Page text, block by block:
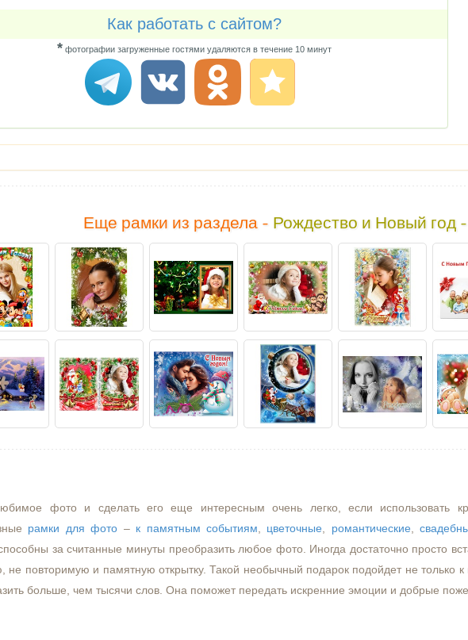
Как работать с сайтом?
* фотографии загруженные гостями удаляются в течение 10 минут
Еще рамки из раздела - Рождество и Новый год
фото и сделать его еще интересным очень легко, если использовать
рамки для фото – к памятным событиям цветочные романтические ,
за считанные минуты преобразить любое фото. Иногда достаточно просто
не повторимую и памятную открытку. Такой необычный подарок подойдет не только к
больше, чем тысячи слов. Она поможет передать искренние эмоции и добрые